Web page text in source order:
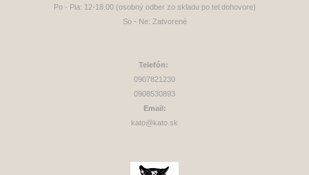
Po - Pia: 12-18.00 (osobný odber zo skladu po tel.dohovore)
So - Ne: Zatvorené
Telefón:
0907821230
0908530893
Email:
kato@kato.sk